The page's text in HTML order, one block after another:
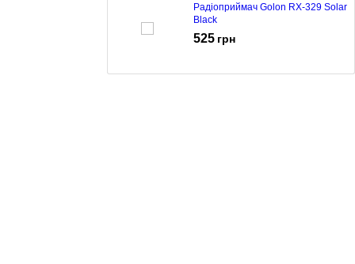
Радіоприймач Golon RX-329 Solar
Black
525 грн